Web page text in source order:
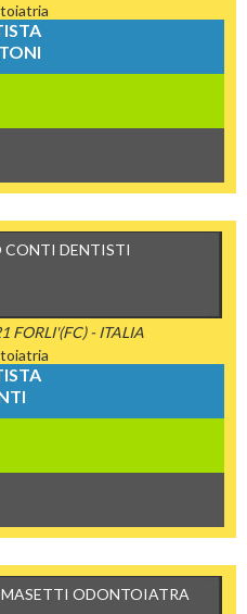
CONTI DENTISTI
FORLI'(FC) - ITALIA
ODONTOIATRA